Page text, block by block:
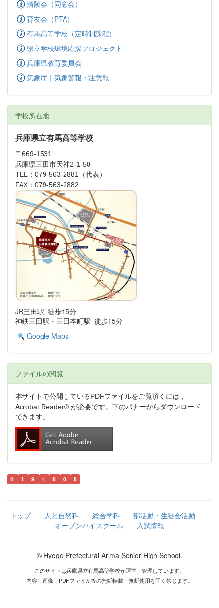
清陵会（同窓会）
育友会（PTA）
有馬高等学校（定時制課程）
県立学校環境応援プロジェクト
兵庫県教育委員会
気象庁｜気象警報・注意報
学校所在地
兵庫県立有馬高等学校
〒669-1531
兵庫県三田市天神2-1-50
TEL：079-563-2881（代表）
FAX：079-563-2882
JR三田駅 徒歩15分
神鉄三田駅・三田本町駅 徒歩15分
Google Maps
ファイルの閲覧
本サイトで公開しているPDFファイルをご覧頂くには，
Acrobat Reader® が必要です。下のバナーからダウンロード
できます。
4 1 9 4 8 0 8
トップ 人と自然科 総合学科
部活動・生徒会活動
オープンハイスクール
入試情報
© Hyogo Prefectural Arima Senior High School.
このサイトは兵庫県立有馬高等学校が運営・管理しています。
内容，画像，PDFファイル等の無断転載・無断使用を固く禁じます。